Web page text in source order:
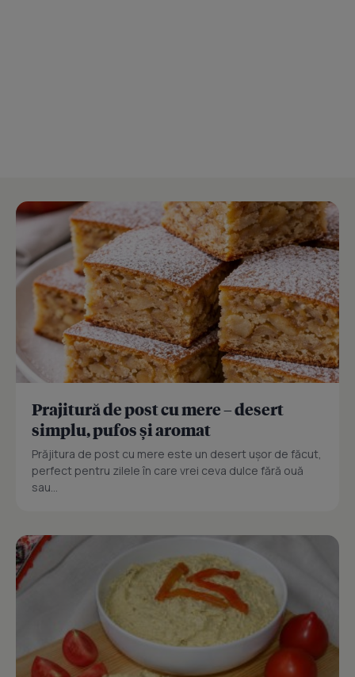
Prajitură de post cu mere – desert
simplu, pufos și aromat
Prăjitura de post cu mere este un desert ușor de făcut,
perfect pentru zilele în care vrei ceva dulce fără ouă
sau...